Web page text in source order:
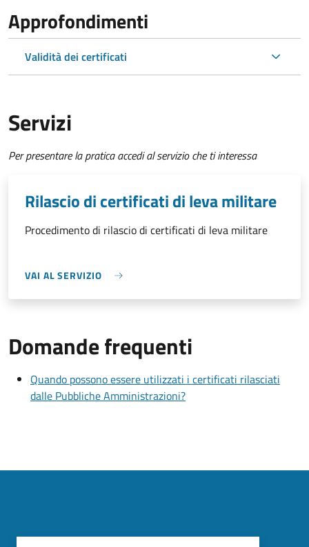
Approfondimenti
Validità dei certificati
Servizi
Per presentare la pratica accedi al servizio che ti interessa
Rilascio di certificati di leva militare
Procedimento di rilascio di certificati di leva militare
VAI AL SERVIZIO
Domande frequenti
Quando possono essere utilizzati i certificati rilasciati
dalle Pubbliche Amministrazioni?